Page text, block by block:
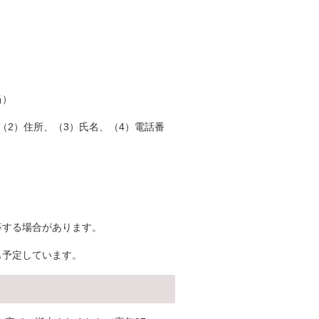
2）住所、（3）氏名、（4）電話番
る場合があります。
定しています。